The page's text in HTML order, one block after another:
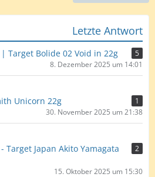
Letzte Antwort
| Target Bolide 02 Void in 22g
5
8. Dezember 2025 um 14:01
Unicorn 22g
1
30. November 2025 um 21:38
- Target Japan Akito Yamagata
2
15. Oktober 2025 um 15:30